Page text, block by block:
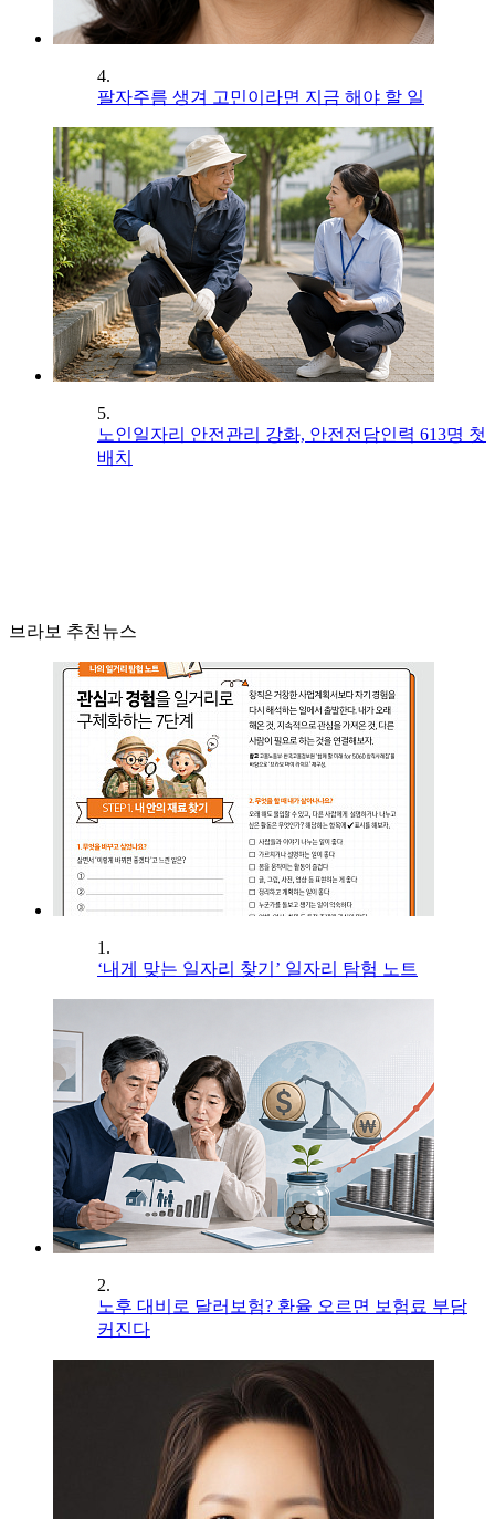
4.
팔자주름 생겨 고민이라면 지금 해야 할 일
5.
노인일자리 안전관리 강화, 안전전담인력 613명 첫
배치
브라보 추천뉴스
1.
‘내게 맞는 일자리 찾기’ 일자리 탐험 노트
2.
노후 대비로 달러보험? 환율 오르면 보험료 부담
커진다